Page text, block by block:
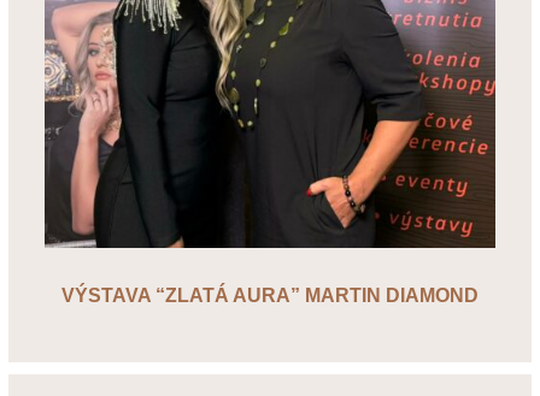
VÝSTAVA “ZLATÁ AURA” MARTIN DIAMOND